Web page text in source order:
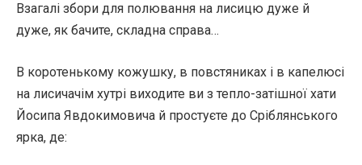
Взагалі збори для полювання на лисицю дуже й
дуже, як бачите, складна справа…
В коротенькому кожушку, в повстяниках і в капелюсі
на лисичачім хутрі виходите ви з тепло-затішної хати
Йосипа Явдокимовича й простуєте до Сріблянського
ярка, де: